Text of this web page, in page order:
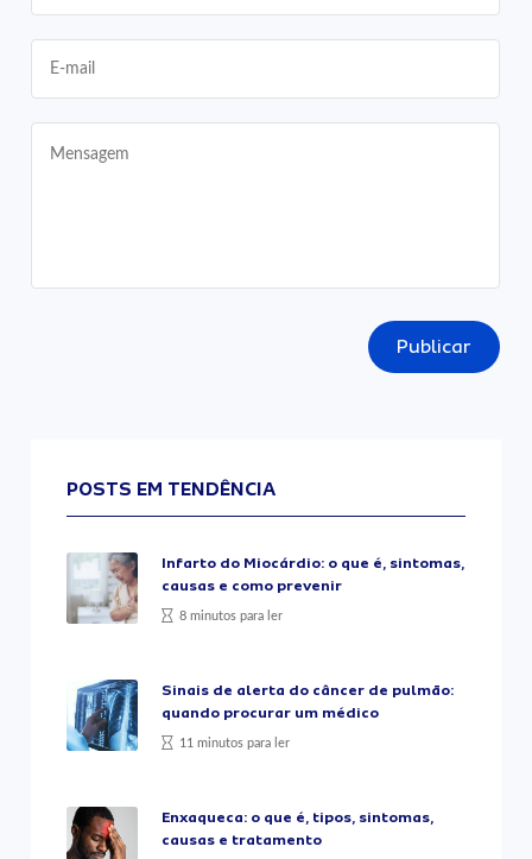
Publicar
POSTS EM TENDÊNCIA
Infarto do Miocárdio: o que é, sintomas,
causas e como prevenir
8 minutos para ler
Sinais de alerta do câncer de pulmão:
quando procurar um médico
11 minutos para ler
Enxaqueca: o que é, tipos, sintomas,
causas e tratamento